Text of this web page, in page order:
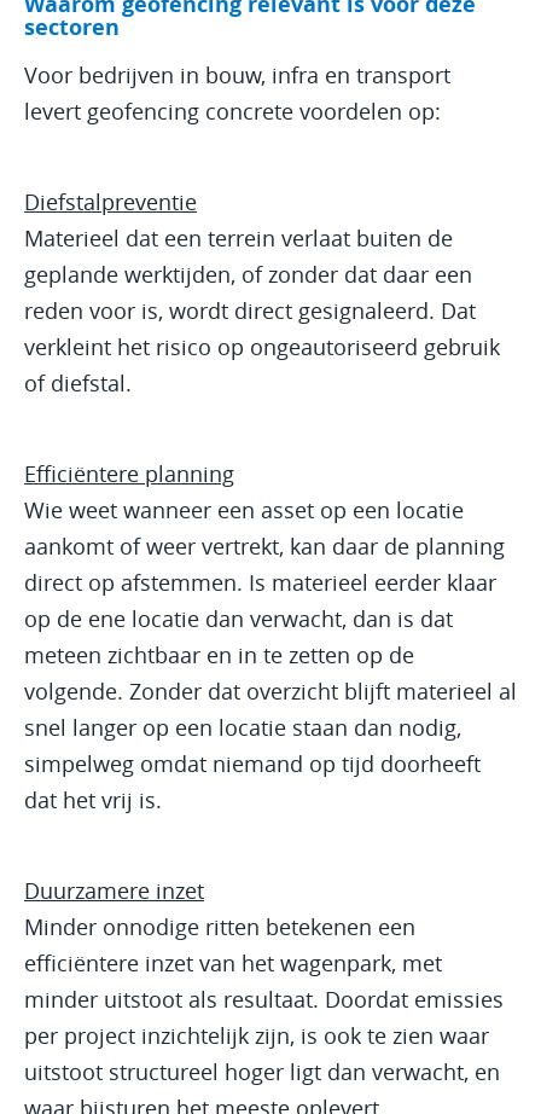
sectoren
Voor bedrijven in bouw, infra en transport
levert geofencing concrete voordelen op:
Diefstalpreventie
Materieel dat een terrein verlaat buiten de
geplande werktijden, of zonder dat daar een
reden voor is, wordt direct gesignaleerd. Dat
verkleint het risico op ongeautoriseerd gebruik
of diefstal.
Efficiëntere planning
Wie weet wanneer een asset op een locatie
aankomt of weer vertrekt, kan daar de planning
direct op afstemmen. Is materieel eerder klaar
op de ene locatie dan verwacht, dan is dat
meteen zichtbaar en in te zetten op de
volgende. Zonder dat overzicht blijft materieel al
snel langer op een locatie staan dan nodig,
simpelweg omdat niemand op tijd doorheeft
dat het vrij is.
Duurzamere inzet
Minder onnodige ritten betekenen een
efficiëntere inzet van het wagenpark, met
minder uitstoot als resultaat. Doordat emissies
per project inzichtelijk zijn, is ook te zien waar
uitstoot structureel hoger ligt dan verwacht, en
waar bijsturen het meeste oplevert.